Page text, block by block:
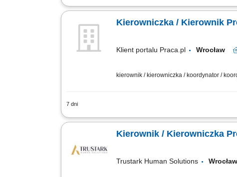
Kompleksowe zarządzanie projektami
Kierowniczka /
Klient portalu Praca.pl Wrocław
kierownik / kierowniczka / koordynator /
7 dni
Kompleksowe prowadzenie projektów
Kierownik / Kierowniczka
Trustark Human Solutions